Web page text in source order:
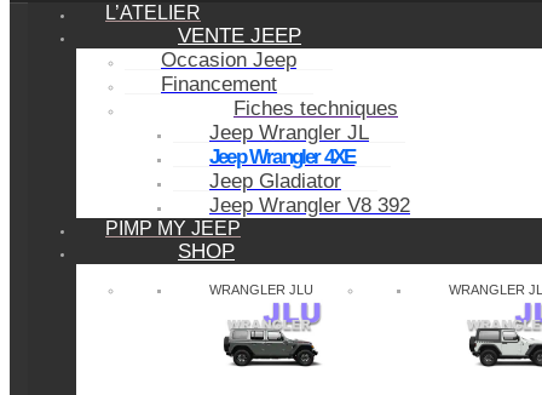
L’ATELIER
VENTE JEEP
Occasion Jeep
Financement
Fiches techniques
Jeep Wrangler JL
Jeep Wrangler 4XE
Jeep Gladiator
Jeep Wrangler V8 392
PIMP MY JEEP
SHOP
WRANGLER JLU WRANGLER JL